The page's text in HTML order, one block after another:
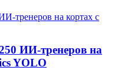
ИИ-тренеров на
YOLO